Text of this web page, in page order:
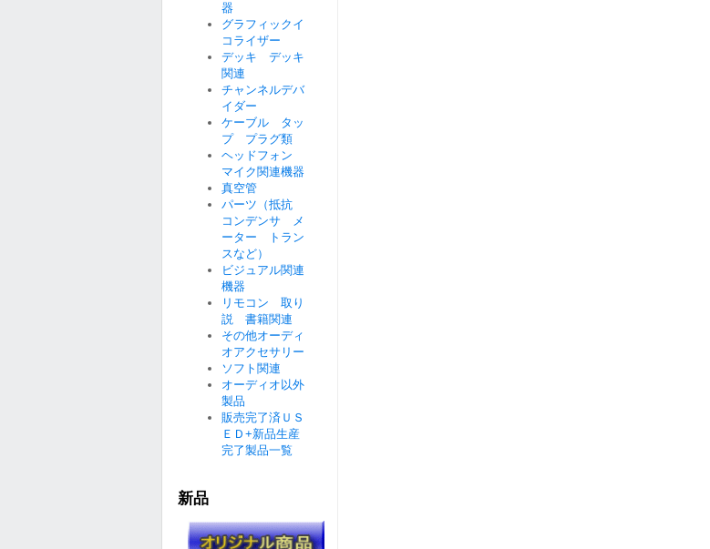
器
グラフィックイ
コライザー
デッキ デッキ
関連
チャンネルデバ
イダー
ケーブル タッ
プ プラグ類
ヘッドフォン
マイク関連機器
真空管
パーツ（抵抗
コンデンサ メ
ーター トラン
スなど）
ビジュアル関連
機器
リモコン 取り
説 書籍関連
その他オーディ
オアクセサリー
ソフト関連
オーディオ以外
製品
販売完了済ＵＳ
ＥＤ+新品生産
完了製品一覧
新品